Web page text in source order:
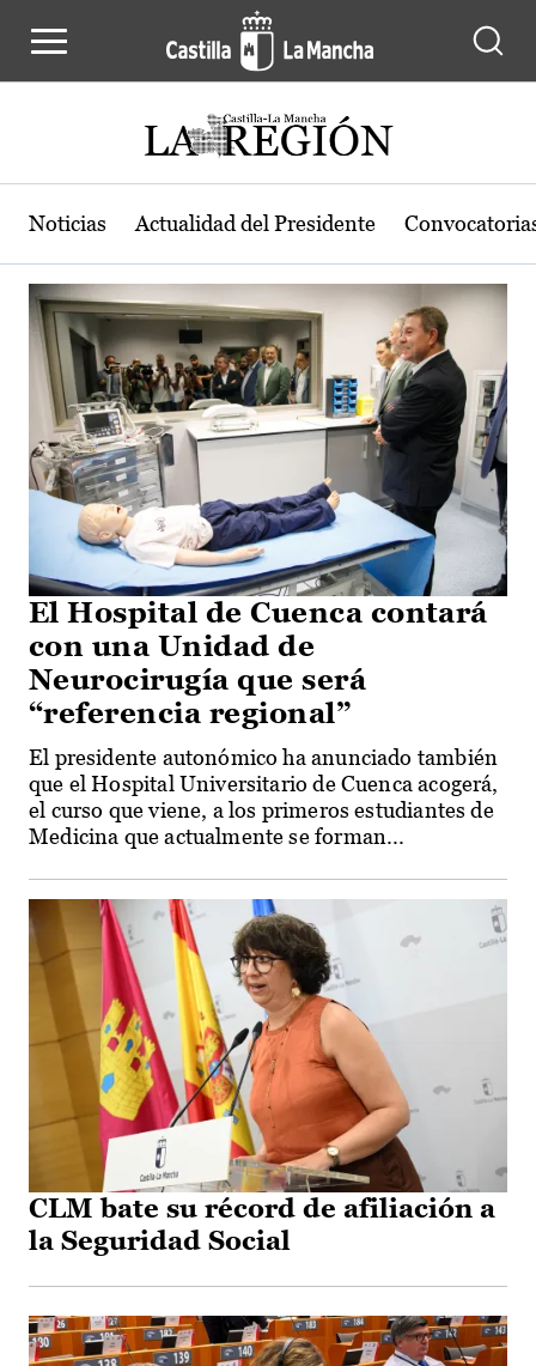
Actualidad de la región de Castilla-
Noticias Actualidad del Presidente
El Hospital de Cuenca contará
con una Unidad de
Neurocirugía que será
“referencia regional”
El presidente autonómico ha anunciado también
que el Hospital Universitario de Cuenca acogerá,
el curso que viene, a los primeros estudiantes de
Medicina que actualmente se forman...
CLM bate su récord de afiliación a
la Seguridad Social